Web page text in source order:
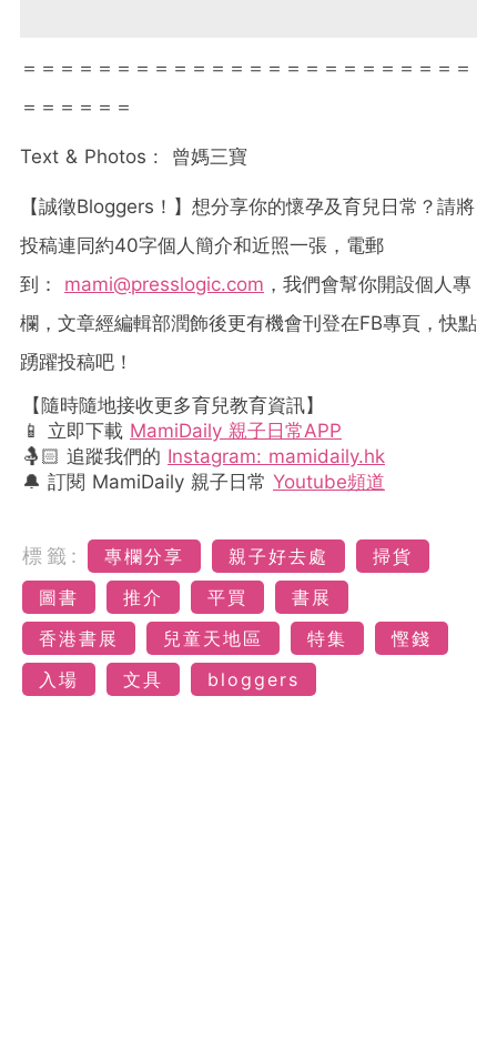
＝＝＝＝＝＝＝＝＝＝＝＝＝＝＝＝＝＝＝＝＝＝＝＝
＝＝＝＝＝＝
Text & Photos : 曾媽三寶
【誠徵Bloggers ！】想分享你的懷孕及育兒日常？請將
投稿連同約40字個人簡介和近照一張，電郵
到：
mami@presslogic.com ，我們會幫你開設個人專
欄，文章經編輯部潤飾後更有機會刊登在FB專頁，快點
踴躍投稿吧！
【隨時隨地接收更多育兒教育資訊】
📱 立即下載 MamiDaily 親子日常APP
🤱🏻 追蹤我們的 Instagram: mamidaily.hk
🔔 訂閱 MamiDaily 親子日常 Youtube頻道
標籤: 專欄分享 親子好去處
掃貨
圖書
推介 平買
書展
香港書展
兒童天地區 特集
慳錢
入場
文具 bloggers